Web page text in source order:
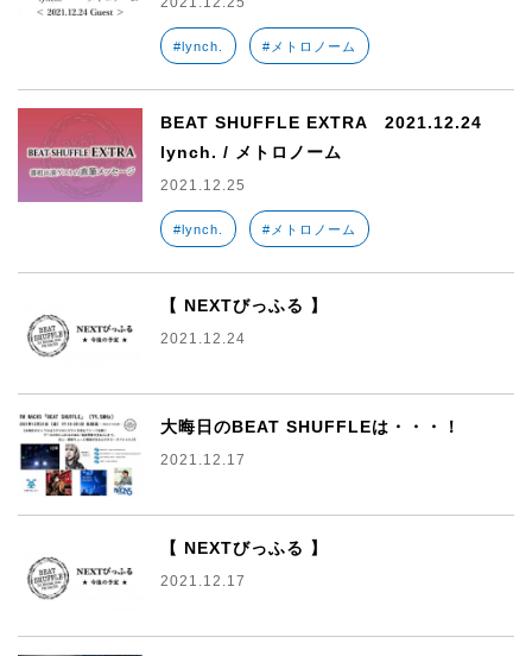
#lynch. #メトロノーム
BEAT SHUFFLE EXTRA 2021.12.24
lynch. / メトロノーム
2021.12.25
#lynch. #メトロノーム
【 NEXTびっふる 】
2021.12.24
大晦日のBEAT SHUFFLEは・・・！
2021.12.17
【 NEXTびっふる 】
2021.12.17